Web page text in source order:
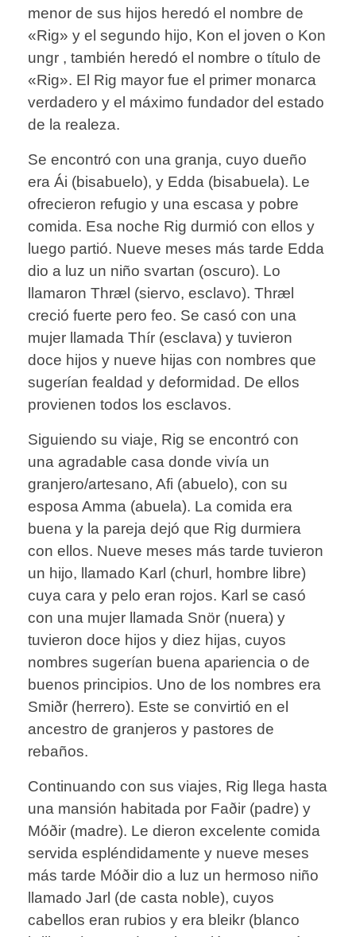
menor de sus hijos heredó el nombre de
«Rig» y el segundo hijo, Kon el joven o Kon
ungr , también heredó el nombre o título de
«Rig». El Rig mayor fue el primer monarca
verdadero y el máximo fundador del estado
de la realeza.
Se encontró con una granja, cuyo dueño
era Ái (bisabuelo), y Edda (bisabuela). Le
ofrecieron refugio y una escasa y pobre
comida. Esa noche Rig durmió con ellos y
luego partió. Nueve meses más tarde Edda
dio a luz un niño svartan (oscuro). Lo
llamaron Thræl (siervo, esclavo). Thræl
creció fuerte pero feo. Se casó con una
mujer llamada Thír (esclava) y tuvieron
doce hijos y nueve hijas con nombres que
sugerían fealdad y deformidad. De ellos
provienen todos los esclavos.
Siguiendo su viaje, Rig se encontró con
una agradable casa donde vivía un
granjero/artesano, Afi (abuelo), con su
esposa Amma (abuela). La comida era
buena y la pareja dejó que Rig durmiera
con ellos. Nueve meses más tarde tuvieron
un hijo, llamado Karl (churl, hombre libre)
cuya cara y pelo eran rojos. Karl se casó
con una mujer llamada Snör (nuera) y
tuvieron doce hijos y diez hijas, cuyos
nombres sugerían buena apariencia o de
buenos principios. Uno de los nombres era
Smiðr (herrero). Este se convirtió en el
ancestro de granjeros y pastores de
rebaños.
Continuando con sus viajes, Rig llega hasta
una mansión habitada por Faðir (padre) y
Móðir (madre). Le dieron excelente comida
servida espléndidamente y nueve meses
más tarde Móðir dio a luz un hermoso niño
llamado Jarl (de casta noble), cuyos
cabellos eran rubios y era bleikr (blanco